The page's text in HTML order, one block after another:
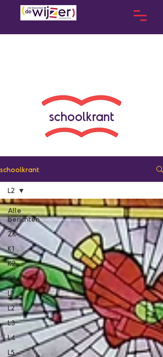
schoolkrant
schoolkrant
Alle
berichten
ZK
K1
K2
K3
L1
L2
L3
L4
L5
L2